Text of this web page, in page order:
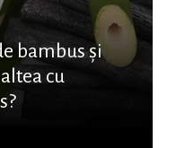
bambus și
cu